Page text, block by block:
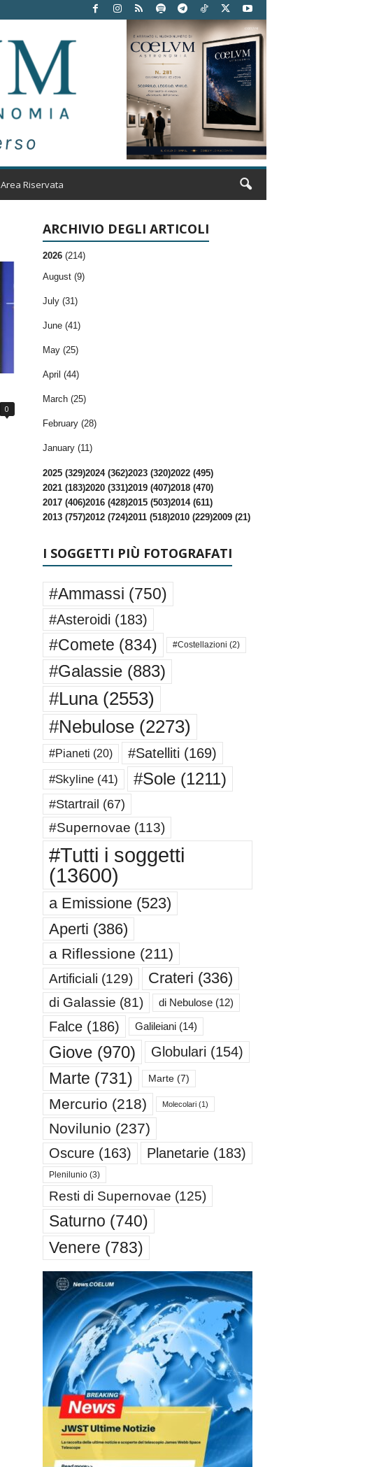
Area Riservata
0
ARCHIVIO DEGLI ARTICOLI
2026 (214)
August (9)
July (31)
June (41)
May (25)
April (44)
March (25)
February (28)
January (11)
2025 (329)2024 (362)2023 (320)2022 (495)
2021 (183)2020 (331)2019 (407)2018 (470)
2017 (406)2016 (428)2015 (503)2014 (611)
2013 (757)2012 (724)2011 (518)2010 (229)2009 (21)
I SOGGETTI PIÙ FOTOGRAFATI
#Ammassi (750)
#Asteroidi (183)
#Comete (834) #Costellazioni (2)
#Galassie(883)
#Luna(2553)
#Nebulose(2273)
#Pianeti (20) #Satelliti (169)
#Skyline(41) #Sole(1211)
#Startrail (67)
#Supernovae (113)
#Tutti i soggetti
(13600)
a Emissione(523)
Aperti (386)
a Riflessione (211)
Artificiali (129) Crateri (336)
di Galassie (81) di Nebulose(12)
Falce(186) Galileiani(14)
Giove(970) Globulari (154)
Marte (731) Marte(7)
Mercurio (218) Molecolari(1)
Novilunio (237)
Oscure(163) Planetarie(183)
Plenilunio(3)
Resti di Supernovae (125)
Saturno (740)
Venere (783)